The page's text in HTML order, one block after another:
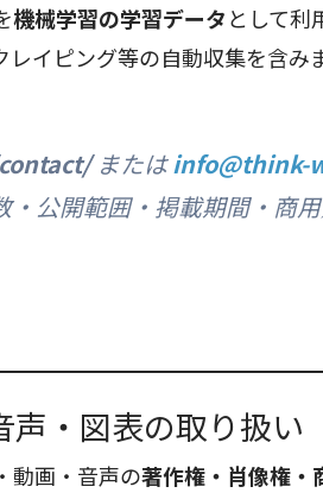
機械学習の学習データとして利
イピング等の自動収集を含み
またはinfo@think-
・公開範囲・掲載期間・商
声・図表の取り扱い
動画・音声の著作権・肖像権・